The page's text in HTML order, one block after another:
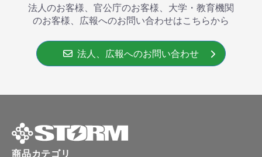
法人のお客様、官公庁のお客様、大学・教育機関
のお客様、広報へのお問い合わせはこちらから
法人、広報へのお問い合わせ
商品カテゴリ